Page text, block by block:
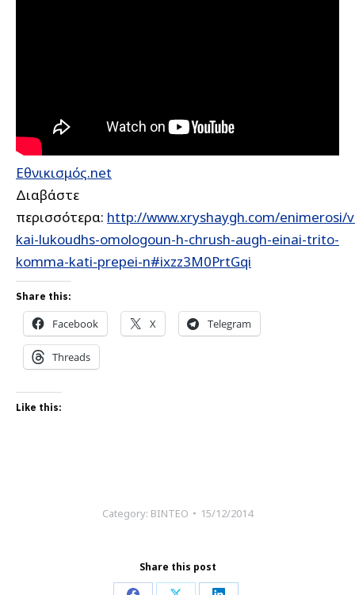
Εθνικισμός.net
Διαβάστε
περισσότερα: http://www.xryshaygh.com/enimerosi/
kai-lukoudhs-omologoun-h-chrush-augh-einai-trito-
komma-kati-prepei-n#ixzz3M0PrtGqi
Share this:
Facebook X Telegram
Threads
Like this:
Category: ΒΙΝΤΕΟ 15/12/2014
Share this post